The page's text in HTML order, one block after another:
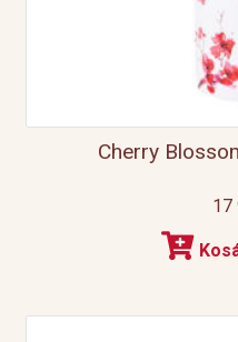
Cherry
17